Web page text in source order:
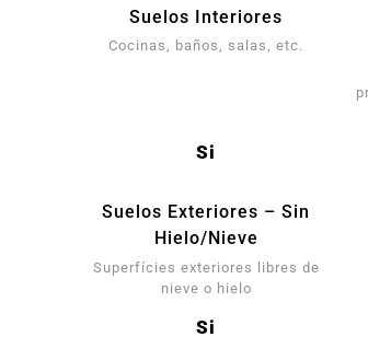
Suelos Interiores
Cocinas, baños, salas, etc.
Si
Suelos Exteriores – Sin
Hielo/Nieve
Superfícies exteriores libres de
nieve o hielo
Si